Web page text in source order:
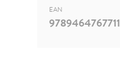
EAN
9789464767711